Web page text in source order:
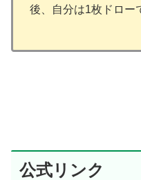
後、自分は1枚ドロー
公式リンク